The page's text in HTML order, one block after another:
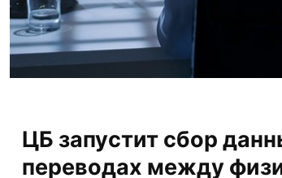
ЦБ запустит сбор
переводах между